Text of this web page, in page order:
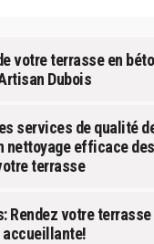
votre terrasse en
Dubois
services de qualité
nettoyage efficace des
terrasse
Rendez votre terrasse